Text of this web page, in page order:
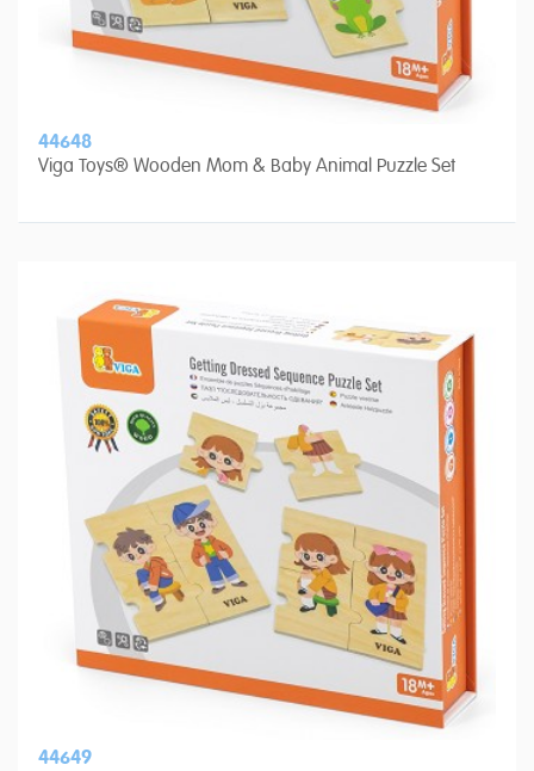
44648
Viga Toys® Wooden Mom & Baby Animal Puzzle Set
44649